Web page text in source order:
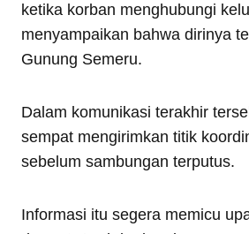
ketika korban menghubungi
menyampaikan bahwa dirinya
Gunung Semeru.
Dalam komunikasi terakhir
sempat mengirimkan titik
sebelum sambungan terputus.
Informasi itu segera memicu